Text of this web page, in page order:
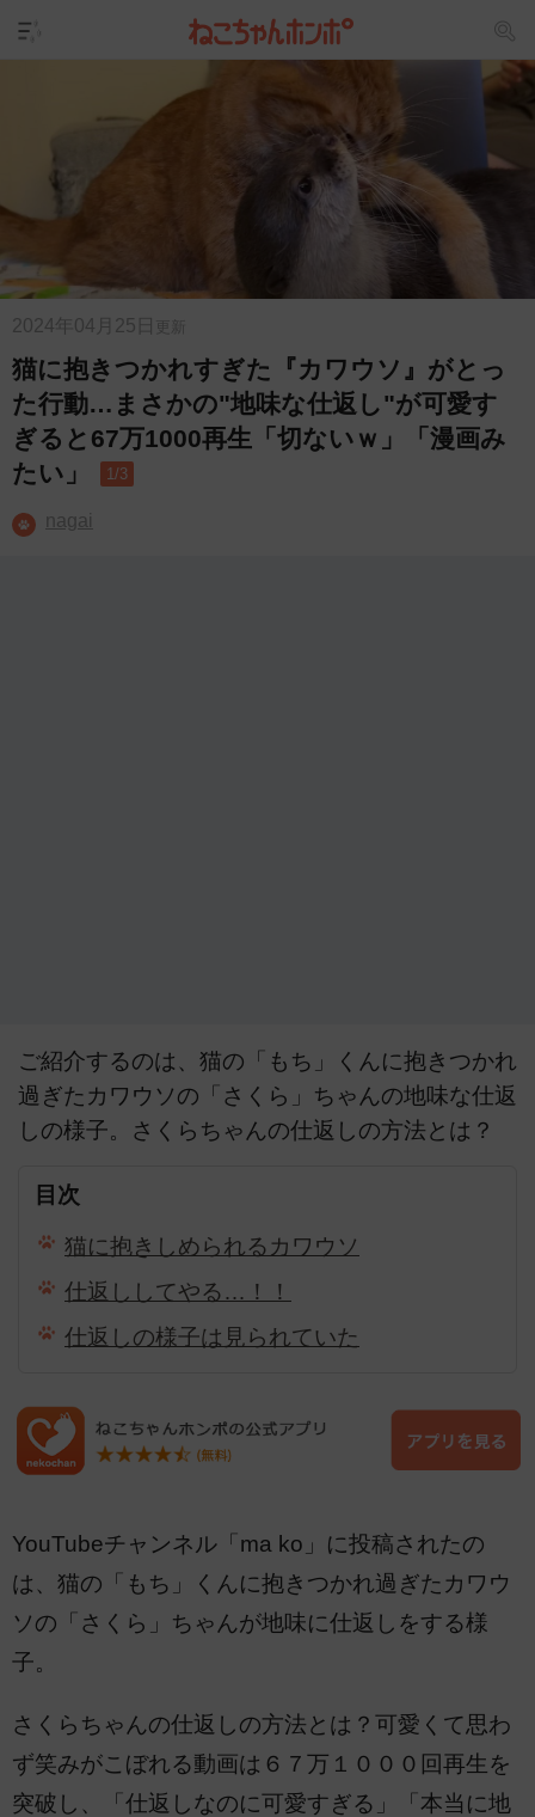
2024年04月25日 更新
猫に抱きつかれすぎた『カワウソ』がとっ
た行動…まさかの"地味な仕返し"が可愛す
ぎると67万1000再生「切ないｗ」「漫画み
たい」
1/3
nagai
ご紹介するのは、猫の「もち」くんに抱きつかれ
過ぎたカワウソの「さくら」ちゃんの地味な仕返
しの様子。さくらちゃんの仕返しの方法とは？
目次
猫に抱きしめられるカワウソ
仕返ししてやる…！！
仕返しの様子は見られていた
YouTubeチャンネル「ma ko」に投稿されたの
は、猫の「もち」くんに抱きつかれ過ぎたカワウ
ソの「さくら」ちゃんが地味に仕返しをする様
子。
さくらちゃんの仕返しの方法とは？可愛くて思わ
ず笑みがこぼれる動画は６７万１０００回再生を
突破し、「仕返しなのに可愛すぎる」「本当に地